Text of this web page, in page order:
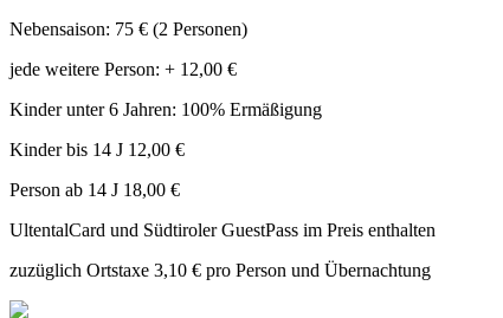
Nebensaison: 75 € (2 Personen)
jede weitere Person: + 12,00 €
Kinder unter 6 Jahren: 100% Ermäßigung
Kinder bis 14 J 12,00 €
Person ab 14 J 18,00 €
UltentalCard und Südtiroler GuestPass im Preis enthalten
zuzüglich Ortstaxe 3,10 € pro Person und Übernachtung